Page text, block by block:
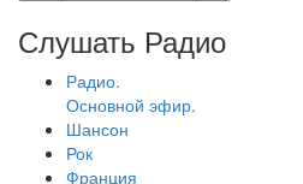
Слушать Радио
Радио.
Основной эфир.
Шансон
Рок
Франция